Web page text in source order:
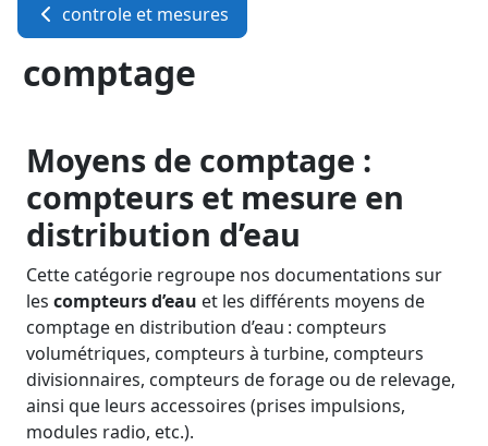
controle et mesures
comptage
Moyens de comptage :
compteurs et mesure en
distribution d’eau
Cette catégorie regroupe nos documentations sur
les compteurs d’eau et les différents moyens de
comptage en distribution d’eau : compteurs
volumétriques, compteurs à turbine, compteurs
divisionnaires, compteurs de forage ou de relevage,
ainsi que leurs accessoires (prises impulsions,
modules radio, etc.).